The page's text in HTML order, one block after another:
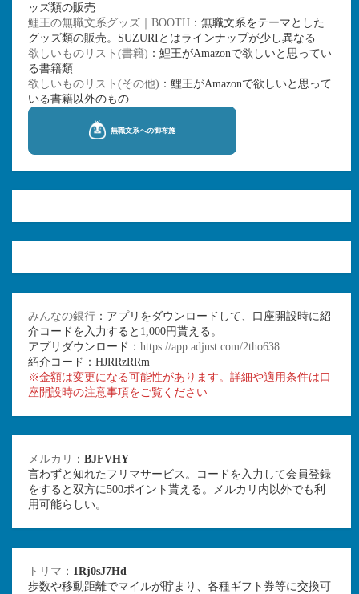
ッズ類の販売
鯉王の無職文系グッズ｜BOOTH ：無職文系をテーマとした
グッズ類の販売。SUZURIとはラインナップが少し異なる
欲しいものリスト(書籍) ：鯉王がAmazonで欲しいと思ってい
る書籍類
欲しいものリスト(その他) ：鯉王がAmazonで欲しいと思って
いる書籍以外のもの
みんなの銀行 ：アプリをダウンロードして、口座開設時に紹
介コードを入力すると1,000円貰える。
アプリダウンロード： https://app.adjust.com/2tho638
紹介コード：HJRRzRRm
※金額は変更になる可能性があります。詳細や適用条件は口
座開設時の注意事項をご覧ください
メルカリ ： BJFVHY
言わずと知れたフリマサービス。コードを入力して会員登録
をすると双方に500ポイント貰える。メルカリ内以外でも利
用可能らしい。
トリマ ： 1Rj0sJ7Hd
歩数や移動距離でマイルが貯まり、各種ギフト券等に交換可